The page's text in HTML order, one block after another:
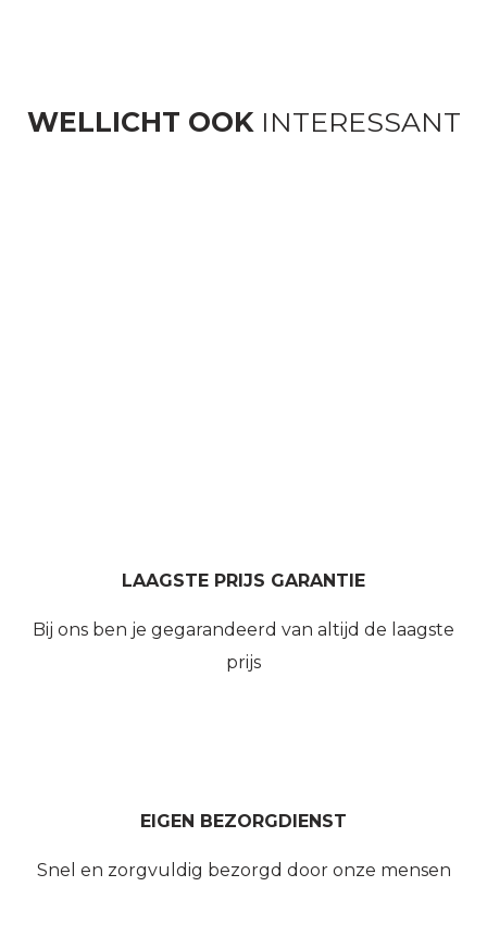
WELLICHT OOKINTERESSANT
LAAGSTE PRIJS GARANTIE
Bij ons ben je gegarandeerd van altijd de laagste
prijs
EIGEN BEZORGDIENST
Snel en zorgvuldig bezorgd door onze mensen